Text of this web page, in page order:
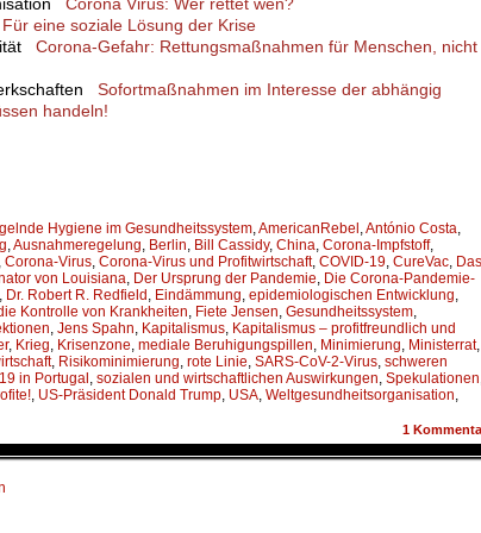
Für eine soziale Lösung der Krise
Corona-Gefahr: Rettungsmaßnahmen für Menschen, nicht
Sofortmaßnahmen im Interesse der abhängig
handeln!
Hygiene im Gesundheitssystem,AmericanRebel ,António Costa,
,Ausnahmeregelung, Berlin, Bill Cassidy, China, Corona-Impfstoff,
, Corona-Virus, Corona-Virus und Profitwirtschaft, COVID-19, CureVac, Das
von Louisiana, Der Ursprung der Pandemie, Die Corona-Pandemie-
, Dr. Robert R. Redfield , Eindämmung, epidemiologischen Entwicklung,
Kontrolle von Krankheiten, Fiete Jensen, Gesundheitssystem,
, Jens Spahn, Kapitalismus, Kapitalismus – profitfreundlich und
, Krieg, Krisenzone, mediale Beruhigungspillen, Minimierung, Ministerrat,
, Risikominimierung, rote Linie, SARS-CoV-2-Virus, schweren
in Portugal , sozialen und wirtschaftlichen Auswirkungen, Spekulationen
, US-Präsident Donald Trump, USA, Weltgesundheitsorganisation,
1